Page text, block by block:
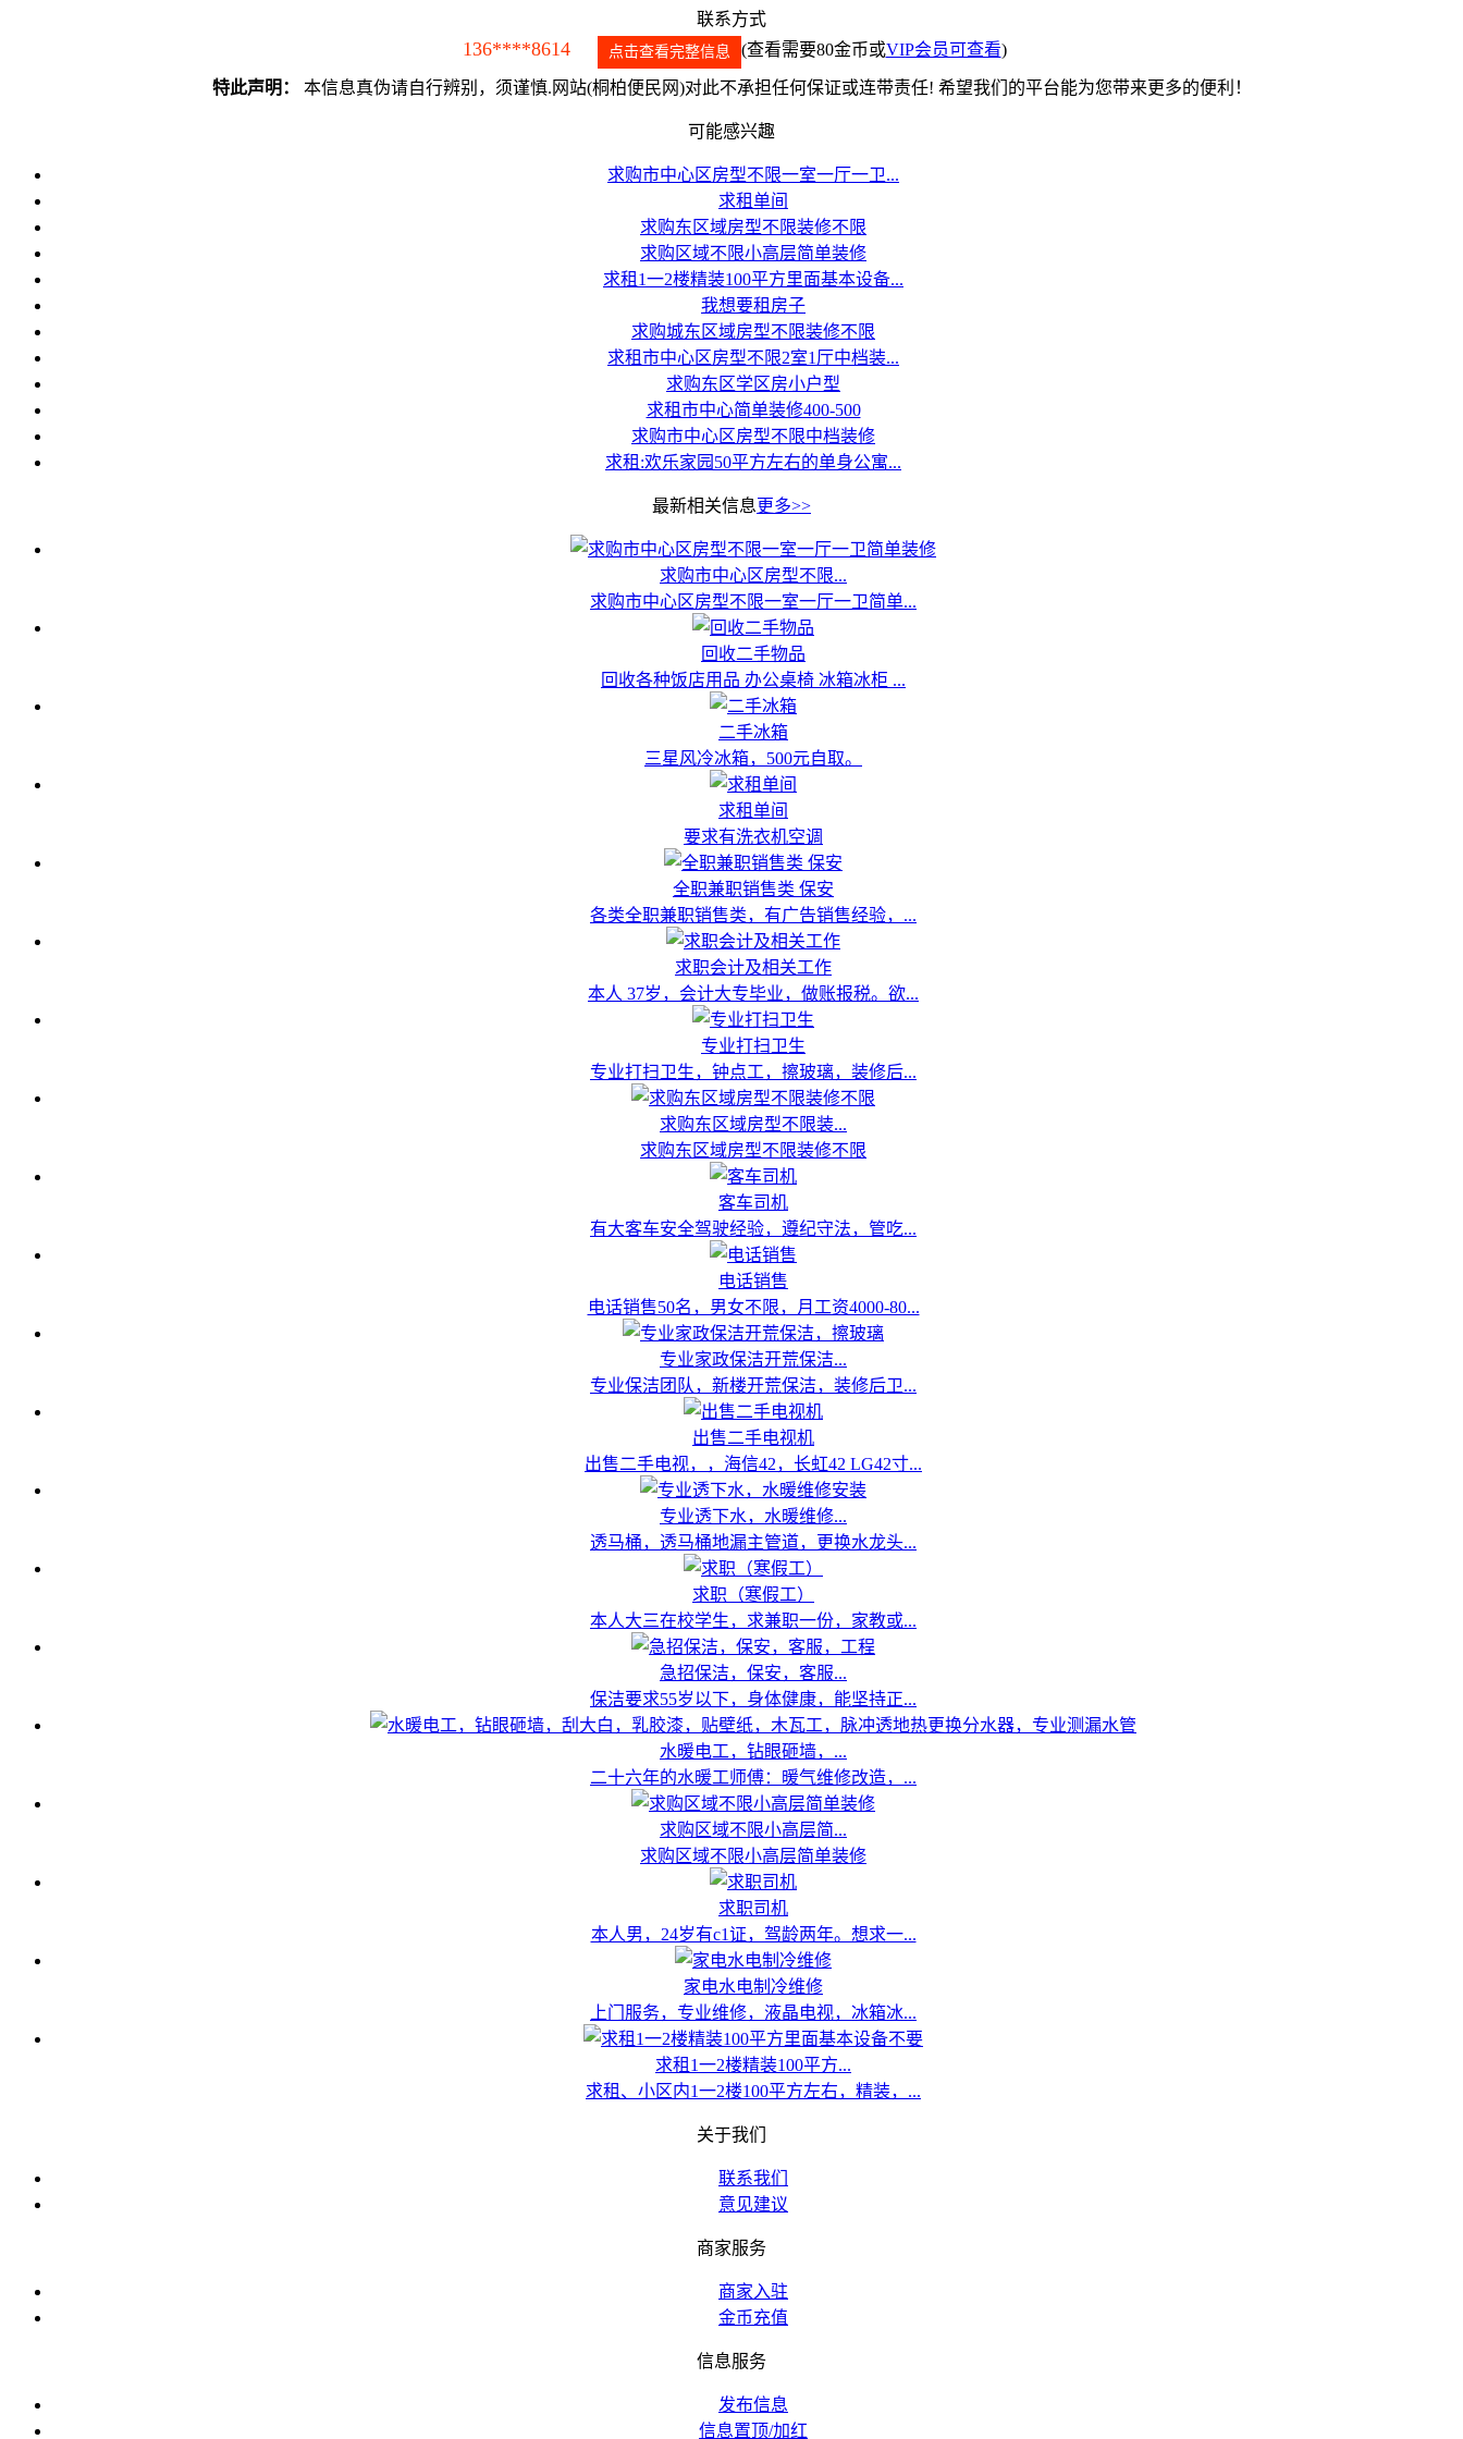
联系方式
136****8614 点击查看完整信息 (查看需要80金币或VIP会员可查看)
特此声明： 本信息真伪请自行辨别，须谨慎.网站(桐柏便民网)对此不承担任何保证或连带责任! 希望我们的平台能为您带来更多的便利！
可能感兴趣
求购市中心区房型不限一室一厅一卫...
求租单间
求购东区域房型不限装修不限
求购区域不限小高层简单装修
求租1一2楼精装100平方里面基本设备...
我想要租房子
求购城东区域房型不限装修不限
求租市中心区房型不限2室1厅中档装...
求购东区学区房小户型
求租市中心简单装修400-500
求购市中心区房型不限中档装修
求租:欢乐家园50平方左右的单身公寓...
最新相关信息更多>>
求购市中心区房型不限...
求购市中心区房型不限一室一厅一卫简单...
回收二手物品
回收各种饭店用品 办公桌椅 冰箱冰柜 ...
二手冰箱
三星风冷冰箱，500元自取。
求租单间
要求有洗衣机空调
全职兼职销售类 保安
各类全职兼职销售类，有广告销售经验，...
求职会计及相关工作
本人 37岁，会计大专毕业，做账报税。欲...
专业打扫卫生
专业打扫卫生，钟点工，擦玻璃，装修后...
求购东区域房型不限装...
求购东区域房型不限装修不限
客车司机
有大客车安全驾驶经验，遵纪守法，管吃...
电话销售
电话销售50名，男女不限，月工资4000-80...
专业家政保洁开荒保洁...
专业保洁团队，新楼开荒保洁，装修后卫...
出售二手电视机
出售二手电视，，海信42，长虹42 LG42寸...
专业透下水，水暖维修...
透马桶，透马桶地漏主管道，更换水龙头...
求职（寒假工）
本人大三在校学生，求兼职一份，家教或...
急招保洁，保安，客服...
保洁要求55岁以下，身体健康，能坚持正...
水暖电工，钻眼砸墙，...
二十六年的水暖工师傅：暖气维修改造，...
求购区域不限小高层简...
求购区域不限小高层简单装修
求职司机
本人男，24岁有c1证，驾龄两年。想求一...
家电水电制冷维修
上门服务，专业维修，液晶电视，冰箱冰...
求租1一2楼精装100平方...
求租、小区内1一2楼100平方左右，精装，...
关于我们
联系我们
意见建议
商家服务
商家入驻
金币充值
信息服务
发布信息
信息置顶/加红